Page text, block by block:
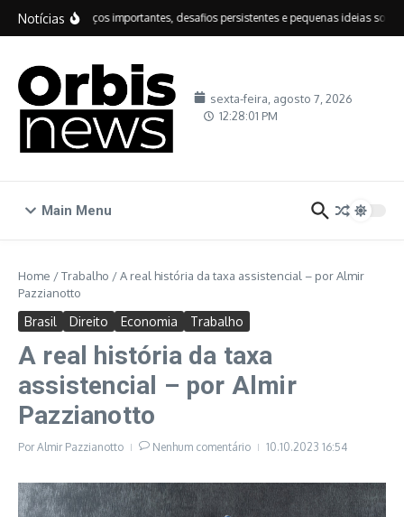
Ir para o conteúdo
Notícias
IDEB: avanços importantes, desafios persistentes e pequenas ideias sobre
sexta-feira, agosto 7, 2026
12:28:02 PM
Main Menu
Home /Trabalho /A real história da taxa assistencial – por Almir
Pazzianotto
Brasil Direito Economia Trabalho
A real história da taxa
assistencial – por Almir
Pazzianotto
PorAlmir Pazzianotto Nenhum comentário 10.10.2023 16:54